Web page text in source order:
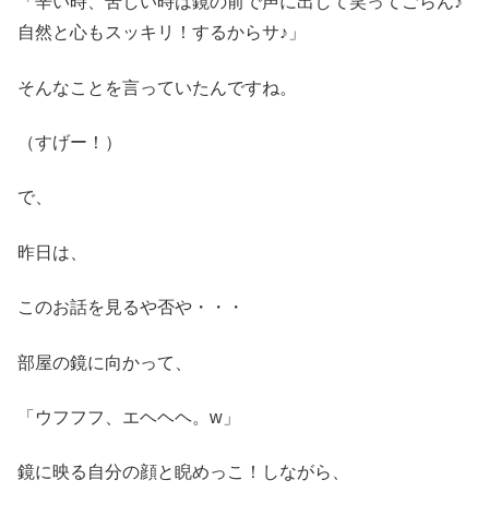
自然と心もスッキリ！するからサ♪」
そんなことを言っていたんですね。
（すげー！）
で、
昨日は、
このお話を見るや否や・・・
部屋の鏡に向かって、
「ウフフフ、エヘヘヘ。w」
鏡に映る自分の顔と睨めっこ！しながら、